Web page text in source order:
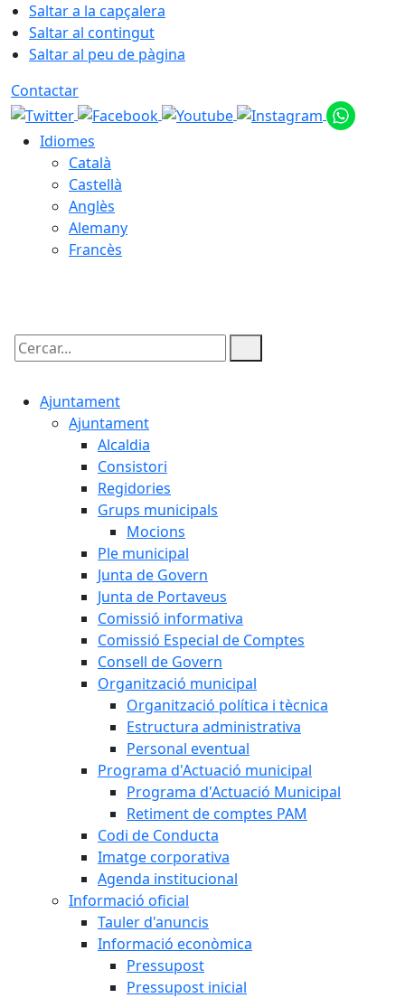
Saltar a la capçalera
Saltar al contingut
Saltar al peu de pàgina
Contactar
Idiomes
Català
Castellà
Anglès
Alemany
Francès
Cercar:
Ajuntament
Ajuntament
Alcaldia
Consistori
Regidories
Grups municipals
Mocions
Ple municipal
Junta de Govern
Junta de Portaveus
Comissió informativa
Comissió Especial de Comptes
Consell de Govern
Organització municipal
Organització política i tècnica
Estructura administrativa
Personal eventual
Programa d'Actuació municipal
Programa d'Actuació Municipal
Retiment de comptes PAM
Codi de Conducta
Imatge corporativa
Agenda institucional
Informació oficial
Tauler d'anuncis
Informació econòmica
Pressupost
Pressupost inicial